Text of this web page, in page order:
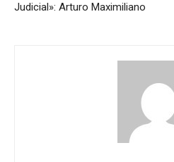
Judicial»: Arturo Maximiliano